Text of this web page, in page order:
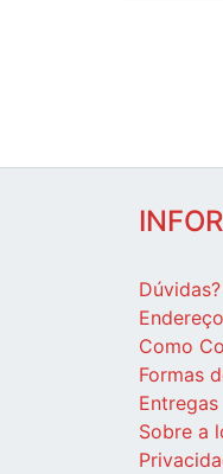
Dúvidas?
Como
Formas
Entregas
Sobre a